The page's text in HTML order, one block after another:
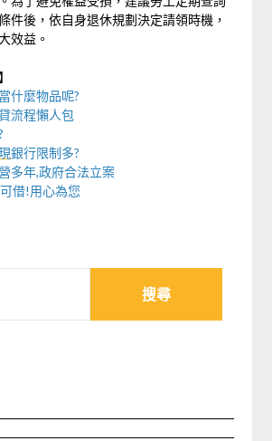
件後，依自身退休規劃決定請領時機，
效益。
什麼物品呢?
流程懶人包
銀行限制多?
多年,政府合法立案
借!用心為您